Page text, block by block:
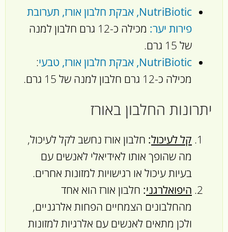
NutriBiotic, אבקת חלבון אורז, תערובת
פירות יער:
מכילה כ-12 גרם חלבון למנה
של 15 גרם.
NutriBiotic, אבקת חלבון אורז, טבעי
:
מכילה כ-12 גרם חלבון למנה של 15 גרם.
יתרונות החלבון באורז
קל לעיכול: חלבון אורז נחשב לקל לעיכול,
מה שהופך אותו לאידיאלי לאנשים עם
בעיות עיכול או רגישויות למזונות אחרים.
היפואלרגני: חלבון אורז הוא אחד
מהחלבונים הצמחיים הפחות אלרגניים,
ולכן מתאים לאנשים עם אלרגיות למזונות